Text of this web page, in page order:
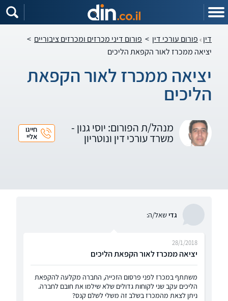
דין פורום עורכי דין > פורום דיני מכרזים ומכרזים ציבוריים >
יציאה ממכרז לאור הקפאת הליכים
יציאה ממכרז לאור הקפאת
הליכים
מנהל/ת הפורום: יוסי גנון -
משרד עורכי דין ונוטריון
חייגו
אליי
גדישאל/ה:
יציאה ממכרז לאור הקפאת הליכים
28/1/2018
משתתף במכרז לפני פרסום הזכייה, החברה מקלעה להקפאת
הליכים עקב שני לקוחות גדולים שלא שילמו את חובם לחברה.
ניתן לצאת מהמכרז בשלב זה משלי לשלם קנס?